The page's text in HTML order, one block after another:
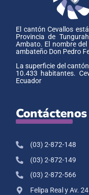
El cantón Cevallos
Provincia de
Ambato. El nombre
ambateño Don Pedro
La superficie del
10.433 habitantes.
Ecuador
Contáctenos
(03) 2-872-148
(03) 2-872-149
(03) 2-872-566
Felipa Real y Av.